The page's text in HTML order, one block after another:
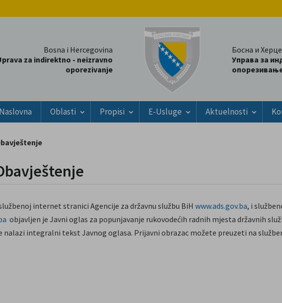
Bosna i Hercegovina
za indirektno - neizravno
oporezivanje
Босна и
Управа за
Naslovna Oblasti Propisi E-Usluge Aktuelnosti
službenoj internet stranici Agencije za državnu službu BiHwww.ads.gov.ba, i
objavljen je Javni oglas za popunjavanje rukovodećih radnih mjesta državnih
nalazi integralni tekst Javnog oglasa. Prijavni obrazac možete preuzeti na